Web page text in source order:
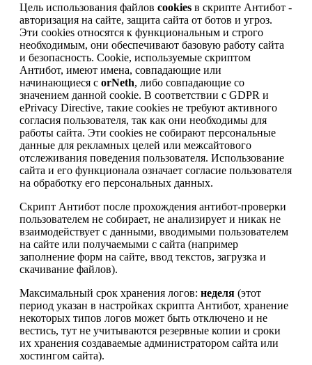
Цель использования файлов cookies в скрипте Антибот -
авторизация на сайте, защита сайта от ботов и угроз.
Эти cookies относятся к функциональным и строго
необходимым, они обеспечивают базовую работу сайта
и безопасность. Cookie, используемые скриптом
Антибот, имеют имена, совпадающие или
начинающиеся с orNeth, либо совпадающие со
значением данной cookie. В соответствии с GDPR и
ePrivacy Directive, такие cookies не требуют активного
согласия пользователя, так как они необходимы для
работы сайта. Эти cookies не собирают персональные
данные для рекламных целей или межсайтового
отслеживания поведения пользователя. Использование
сайта и его функционала означает согласие пользователя
на обработку его персональных данных.
Скрипт Антибот после прохождения антибот-проверки
пользователем не собирает, не анализирует и никак не
взаимодействует с данными, вводимыми пользователем
на сайте или получаемыми с сайта (например
заполнение форм на сайте, ввод текстов, загрузка и
скачивание файлов).
Максимальный срок хранения логов: неделя (этот
период указан в настройках скрипта Антибот, хранение
некоторых типов логов может быть отключено и не
вестись, тут не учитываются резервные копии и сроки
их хранения создаваемые администратором сайта или
хостингом сайта).